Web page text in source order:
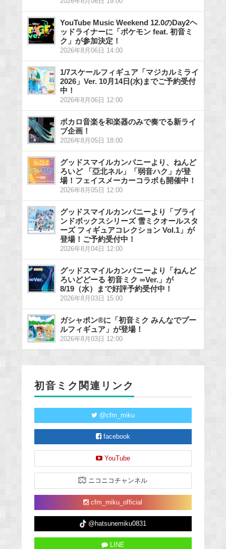
YouTube Music Weekend 12.0のDay2ヘ
ッドライナーに「ポケモン feat. 初音ミ
ク」が参加決定！
2026年8月06日 14:00
1/7スケールフィギュア「マジカルミライ
2026」Ver. 10月14日(水)までご予約受付
中！
2026年8月06日 12:00
ボカロ音楽を和楽器のみで奏でる新ライ
ブ企画！
2026年8月05日 18:00
グッドスマイルカンパニーより、ねんど
ろいど 「亞北ネル」「弱音ハク」が登
場！フェイスメーカーコラボも開催中！
2026年8月05日 12:00
グッドスマイルカンパニーより「ブライ
ンドボックスシリーズ 雪ミクオールスタ
ーズ フィギュアコレクション Vol.1」が
登場！ご予約受付中！
2026年8月04日 12:00
グッドスマイルカンパニーより「ねんど
ろいどどーる 初音ミク ∞Ver.」が
8/19（水）まで好評予約受付中！
2026年8月03日 15:00
ガシャポン®に「初音ミク みんなでプー
ルフィギュア」が登場！
2026年8月03日 12:00
初音ミク関連リンク
@cfm_miku
facebook
YouTube
ニコニコチャンネル
cfm_miku_official
@hatsunemiku0831
LINE